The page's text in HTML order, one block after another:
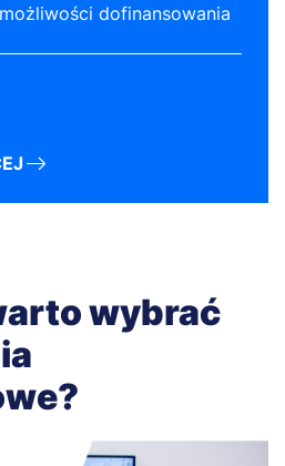
dofinansowania
wybrać